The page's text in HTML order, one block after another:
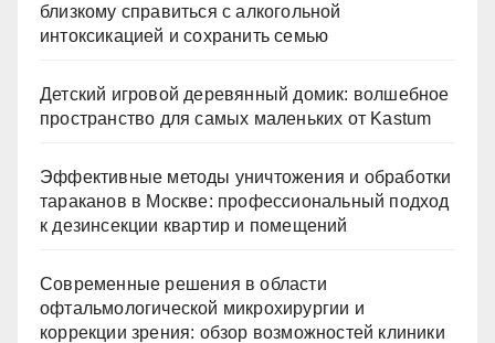
близкому справиться с алкогольной
интоксикацией и сохранить семью
Детский игровой деревянный домик: волшебное
пространство для самых маленьких от Kastum
Эффективные методы уничтожения и обработки
тараканов в Москве: профессиональный подход
к дезинсекции квартир и помещений
Современные решения в области
офтальмологической микрохирургии и
коррекции зрения: обзор возможностей клиники